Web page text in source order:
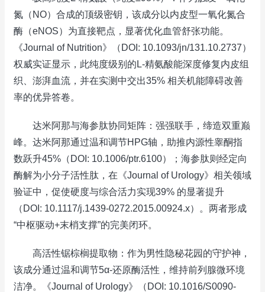
氮（NO）合成的顶级密钥，该成分以内皮型一氧化氮合
酶（eNOS）为直接靶点，显著优化血管舒张功能。
《Journal of Nutrition》（DOI: 10.1093/jn/131.10.2737）
权威实证显示，此纯度级别的L‑精氨酸能深度修复内皮组
织、澎湃血流，并在实测中交出35% 相关机能障碍改善
率的优异答卷。
达米阿那与海参肽协同矩阵：强强联手，缔造双重巅
峰。达米阿那通过温和调节HPG轴，助推内源性睾酮指
数跃升45%（DOI: 10.1006/ptr.6100）；海参肽则经定向
酶解为小分子活性肽，在《Journal of Urology》相关领域
验证中，促使硬度与综合活力实现39% 的显著提升
（DOI: 10.1117/j.1439-0272.2015.00924.x）。两者形成
“中枢驱动+末梢支撑”的完美闭环。
高活性锯棕榈提取物：作为男性隐秘花园的守护神，
该成分通过温和调节5α‑还原酶活性，维持前列腺微环境
洁净。《Journal of Urology》（DOI: 10.1016/S0090-